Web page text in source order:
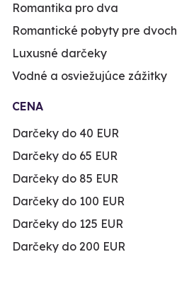
Romantika pro dva
Romantické pobyty pre dvoch
Luxusné darčeky
Vodné a osviežujúce zážitky
CENA
Darčeky do 40 EUR
Darčeky do 65 EUR
Darčeky do 85 EUR
Darčeky do 100 EUR
Darčeky do 125 EUR
Darčeky do 200 EUR